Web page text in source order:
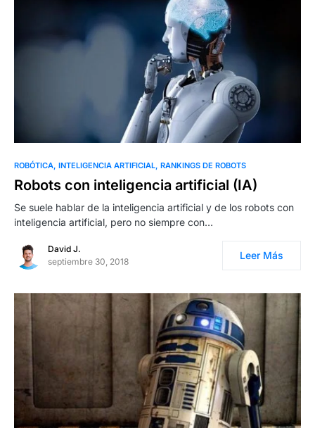
0
ROBÓTICA INTELIGENCIA ARTIFICIAL RANKINGS DE ROBOTS
Robots con inteligencia artificial (IA)
Se suele hablar de la inteligencia artificial y de los robots con
inteligencia artificial, pero no siempre con…
David J.
septiembre 30, 2018
Leer Más